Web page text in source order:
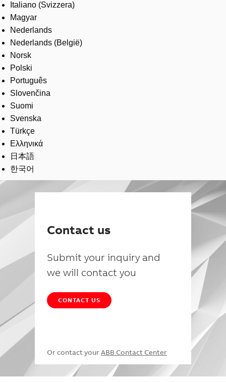
Italiano (Svizzera)
Magyar
Nederlands
Nederlands (België)
Norsk
Polski
Português
Slovenčina
Suomi
Svenska
Türkçe
Ελληνικά
日本語
한국어
Contact us
Submit your inquiry and
we will contact you
CONTACT US
Or contact your ABB Contact Center